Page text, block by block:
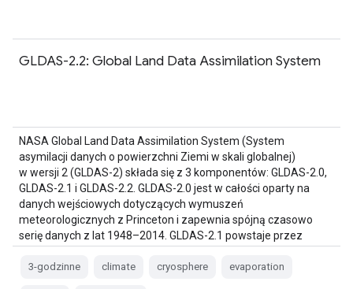
GLDAS-2.2: Global Land Data Assimilation System
NASA Global Land Data Assimilation System (System
asymilacji danych o powierzchni Ziemi w skali globalnej)
w wersji 2 (GLDAS-2) składa się z 3 komponentów: GLDAS-2.0,
GLDAS-2.1 i GLDAS-2.2. GLDAS-2.0 jest w całości oparty na
danych wejściowych dotyczących wymuszeń
meteorologicznych z Princeton i zapewnia spójną czasowo
serię danych z lat 1948–2014. GLDAS-2.1 powstaje przez
3-godzinne climate cryosphere evaporation